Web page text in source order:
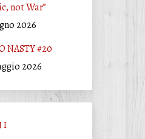
not War”
2026
NASTY #20
2026
I